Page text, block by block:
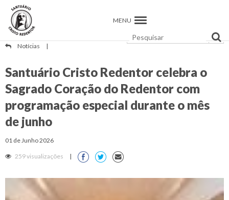
MENU
Notícias |
Santuário Cristo Redentor celebra o
Sagrado Coração do Redentor com
programação especial durante o mês
de junho
01 de Junho 2026
259 visualizações |